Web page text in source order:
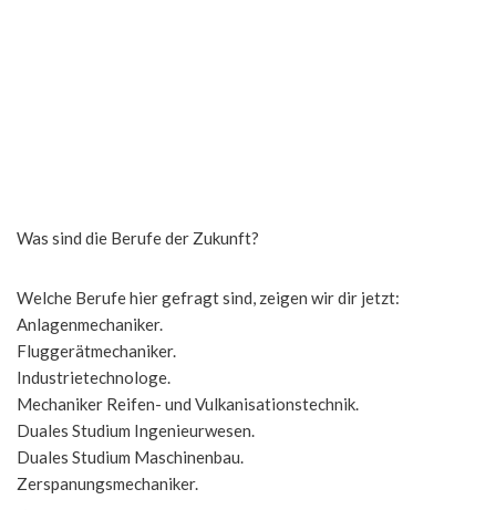
Was sind die Berufe der Zukunft?
Welche Berufe hier gefragt sind, zeigen wir dir jetzt:
Anlagenmechaniker.
Fluggerätmechaniker.
Industrietechnologe.
Mechaniker Reifen- und Vulkanisationstechnik.
Duales Studium Ingenieurwesen.
Duales Studium Maschinenbau.
Zerspanungsmechaniker.